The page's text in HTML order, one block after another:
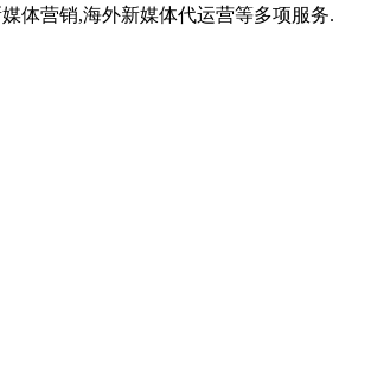
体营销,海外新媒体代运营等多项服务.